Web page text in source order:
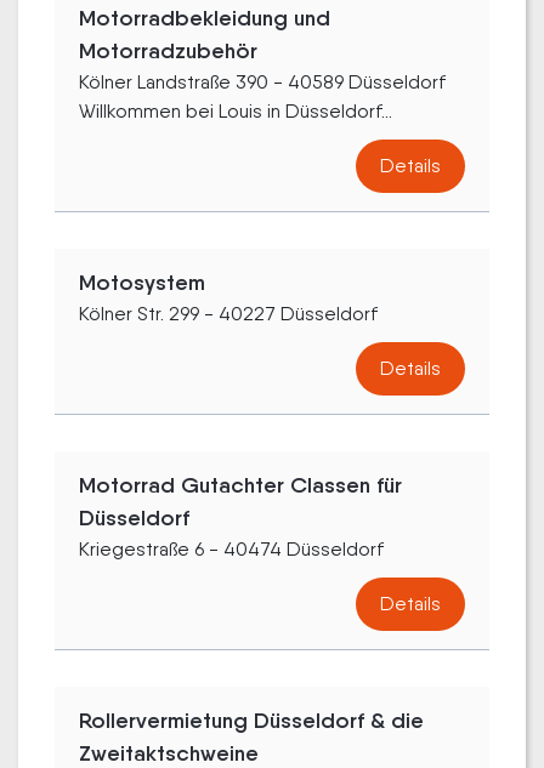
Motorradbekleidung und
Motorradzubehör
Kölner Landstraße 390 - 40589 Düsseldorf
Willkommen bei Louis in Düsseldorf...
Details
Motosystem
Kölner Str. 299 - 40227 Düsseldorf
Details
Motorrad Gutachter Classen für
Düsseldorf
Kriegestraße 6 - 40474 Düsseldorf
Details
Rollervermietung Düsseldorf & die
Zweitaktschweine